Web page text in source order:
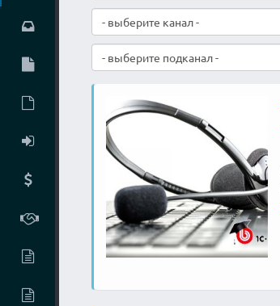
- выберите канал -
- выберите подканал -